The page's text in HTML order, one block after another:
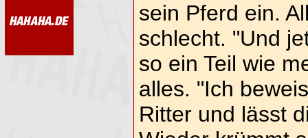
sein Pferd ein.
schlecht. "Und
so ein Teil wie
alles. "Ich
Ritter und lässt